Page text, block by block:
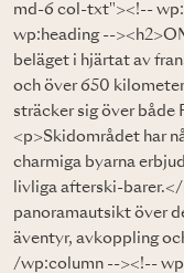
md-6 col-txt"><!--
wp:heading --
beläget i hjärtat av
och över 650
sträcker sig över
<p>Skidområdet har
charmiga byarna
livliga afterski-
panoramautsikt över
äventyr, avkoppling
/wp:column --><!--